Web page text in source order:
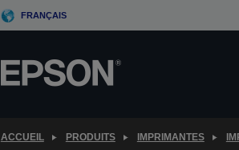
FRANÇAIS
ACCUEIL PRODUITS IMPRIMANTES